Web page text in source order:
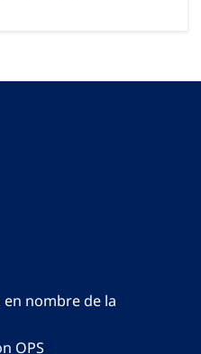
nombre de la
OPS